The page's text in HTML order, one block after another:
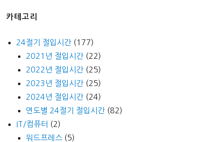
카테고리
24절기 절입시간 (177)
2021년 절입시간 (22)
2022년 절입시간 (25)
2023년 절입시간 (25)
2024년 절입시간 (24)
연도별 24절기 절입시간 (82)
IT/컴퓨터 (2)
워드프레스 (5)